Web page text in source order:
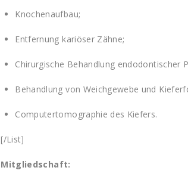
Knochenaufbau;
Entfernung kariöser Zähne;
Chirurgische Behandlung endodontischer
Behandlung von Weichgewebe und
Computertomographie des Kiefers.
[/List]
Mitgliedschaft: